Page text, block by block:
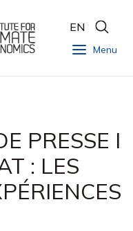
Menu
EN
PRESSE I
: LES